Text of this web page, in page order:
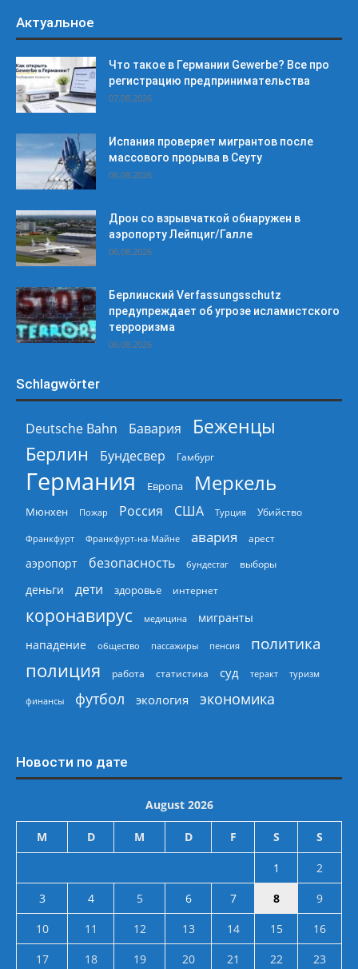
Актуальное
Что такое в Германии Gewerbe? Все про
регистрацию предпринимательства
07.08.2026
Испания проверяет мигрантов после
массового прорыва в Сеуту
06.08.2026
Дрон со взрывчаткой обнаружен в
аэропорту Лейпциг/Галле
06.08.2026
Берлинский Verfassungsschutz
предупреждает об угрозе исламистского
терроризма
06.08.2026
Schlagwörter
Deutsche Bahn Бавария
Беженцы
Берлин
Бундесвер Гамбург
Германия Европа Меркель
Мюнхен Пожар Россия США Турция Убийство
Франкфурт Франкфурт-на-Майне авария арест
аэропорт безопасность бундестаг выборы
деньги дети здоровье интернет
коронавирус медицина
мигранты
нападение
общество пассажиры пенсия политика
полиция работа статистика суд теракт туризм
финансы футбол экология экономика
Новости по дате
August 2026
M D M D F S S
1
2
3
4 5 6 7 8
9
10
11 12 13 14 15
16
17
18 19 20 21 22 23